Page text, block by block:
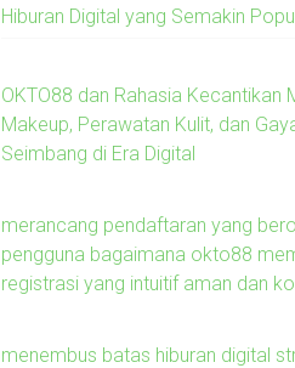
Hiburan Digital yang Semakin
OKTO88 dan Rahasia Kecantikan
Makeup, Perawatan Kulit, dan
Seimbang di Era Digital
merancang pendaftaran yang
pengguna bagaimana okto88
registrasi yang intuitif aman dan
menembus batas hiburan digital